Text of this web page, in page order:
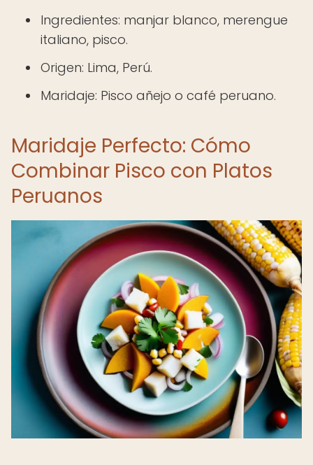
Ingredientes: manjar blanco, merengue
italiano, pisco.
Origen: Lima, Perú.
Maridaje: Pisco añejo o café peruano.
Maridaje Perfecto: Cómo
Combinar Pisco con Platos
Peruanos